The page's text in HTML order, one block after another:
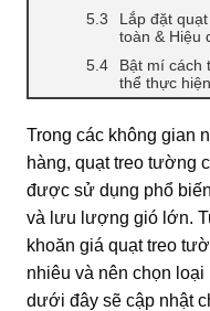
Lắp đặt
toàn & Hiệu
Bật mí cách
thể thực hiện
Trong các không gian
hàng, quạt treo tường
được sử dụng phổ
và lưu lượng gió lớn.
khoăn giá quạt treo
nhiêu và nên chọn
dưới đây sẽ cập nhật